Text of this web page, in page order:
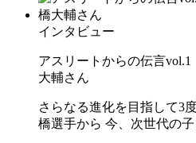
インタビュー
アスリートからの伝言
大輔さん
さらなる進化を目指して3
橋選手から 今、次世代の